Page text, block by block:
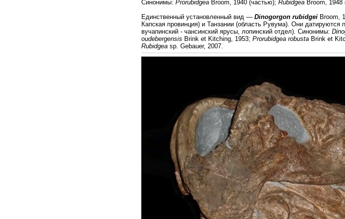
Синонимы: ProrubidgeaBroom, 1940 (частью); RubidgeaBroom, 1948
Единственный установленный вид — Dinogorgon rubidgeiBroom,
Капская провинция) и Танзании (область Рувума). Они датируются
вучапинский - чансинский ярусы, лопинский отдел). Синонимы:
oudebergensis Brink et Kitching, 1953; Prorubidgea robustaBrink et
Rubidgeasp. Gebauer, 2007.